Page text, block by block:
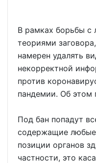
В рамках борьбы
теориями
намерен удалять
некорректной
против
пандемии. Об этом
Под бан попадут
содержащие
позиции органов
частности, это